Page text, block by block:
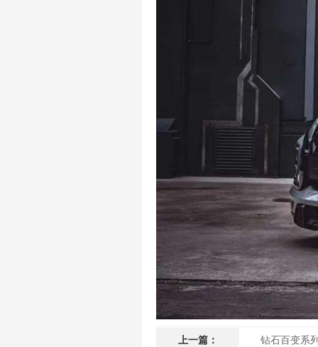
上一篇： 钻石百变系